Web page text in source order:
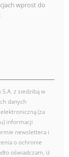
wprost do
z siedzibą w
danych
(za
informacji
newslettera i
o ochronie
oświadczam, iż